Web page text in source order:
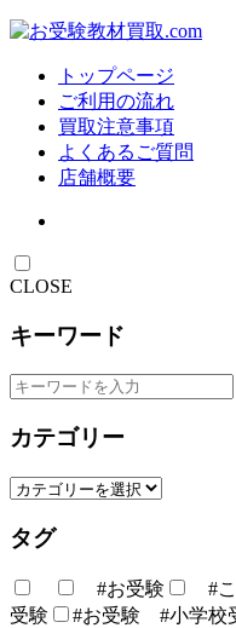
トップページ
ご利用の流れ
買取注意事項
よくあるご質問
店舗概要
CLOSE
キーワード
カテゴリー
タグ
#お受験 #こ
受験
#お受験 #小学校